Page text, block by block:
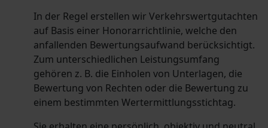
In der Regel erstellen wir Verkehrswertgutachten
auf Basis einer Honorarrichtlinie, welche den
anfallenden Bewertungsaufwand berücksichtigt.
Zum unterschiedlichen Leistungsumfang
gehören z. B. die Einholen von Unterlagen, die
Bewertung von Rechten oder die Bewertung zu
einem bestimmten Wertermittlungsstichtag.